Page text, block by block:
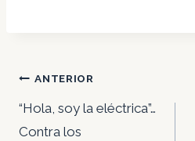
Navegación
de
entradas
ANTERIOR
“Hola, soy la eléctrica”…
Contra los